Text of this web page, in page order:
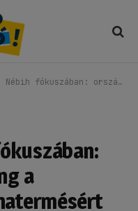
országos monitoring a biztonságos gabonatermésért
a